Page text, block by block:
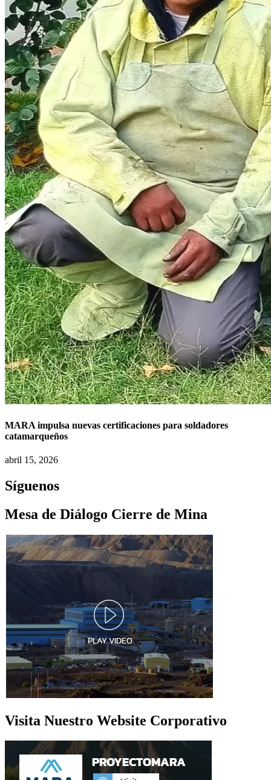
MARA impulsa nuevas certificaciones para soldadores
catamarqueños
abril 15, 2026
Síguenos
Mesa de Diálogo Cierre de Mina
Visita Nuestro Website Corporativo